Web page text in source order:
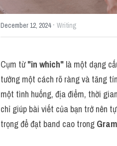
December 12, 2024· Writing
Cụm từ "in which" là một dạng
tưởng một cách rõ ràng và tăng
một tình huống, địa điểm, thời
chỉ giúp bài viết của bạn trở nên
trọng để đạt band cao trong